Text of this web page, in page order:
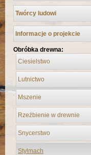
Twórcy ludowi
Informacje o projekcie
Obróbka drewna:
Ciesielstwo
Lutnictwo
Mszenie
Rzeźbienie w drewnie
Snycerstwo
Stylmach